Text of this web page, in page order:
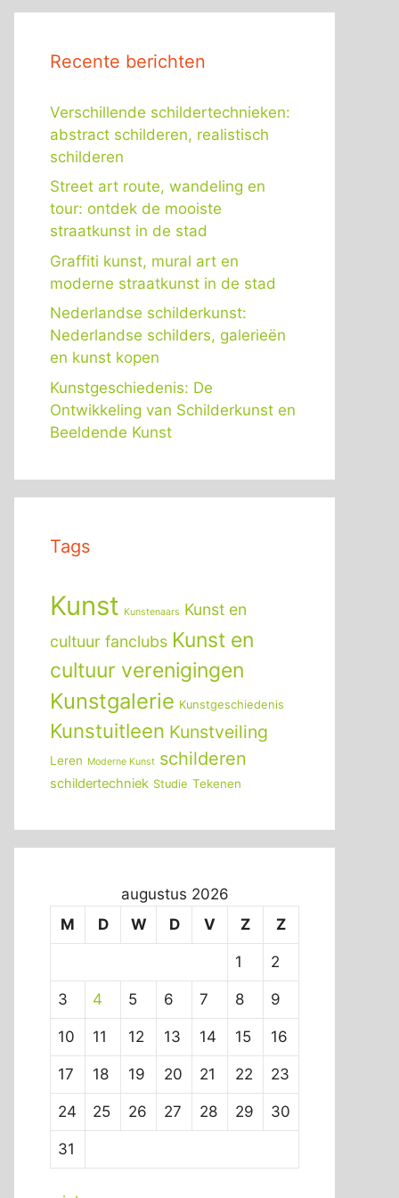
Recente berichten
Verschillende schildertechnieken:
abstract schilderen, realistisch
schilderen
Street art route, wandeling en
tour: ontdek de mooiste
straatkunst in de stad
Graffiti kunst, mural art en
moderne straatkunst in de stad
Nederlandse schilderkunst:
Nederlandse schilders, galerieën
en kunst kopen
Kunstgeschiedenis: De
Ontwikkeling van Schilderkunst en
Beeldende Kunst
Tags
Kunst Kunstenaars Kunst en
cultuur fanclubs Kunst en
cultuur verenigingen
Kunstgalerie Kunstgeschiedenis
Kunstuitleen Kunstveiling
Leren Moderne Kunst schilderen
schildertechniek Studie Tekenen
augustus 2026
M
D W D V Z Z
1 2
3 4 5 6 7 8 9
10 11 12 13 14 15 16
17 18 19 20 21 22 23
24 25 26 27 28 29 30
31